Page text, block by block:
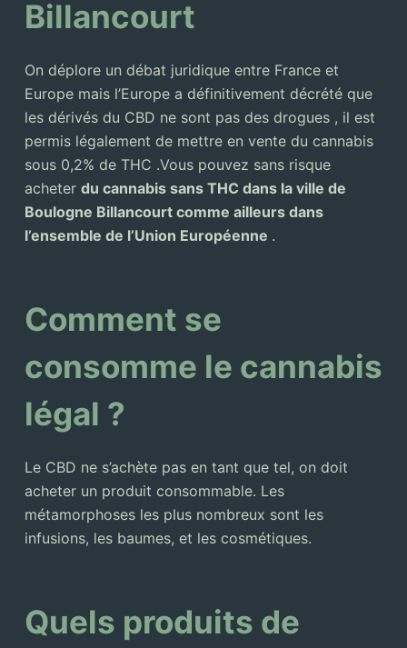
Billancourt
On déplore un débat juridique entre France et
Europe mais l’Europe a définitivement décrété que
les dérivés du CBD ne sont pas des drogues , il est
permis légalement de mettre en vente du cannabis
sous 0,2% de THC .Vous pouvez sans risque
acheter du cannabis sans THC dans la ville de
Boulogne Billancourt comme ailleurs dans
l’ensemble de l’Union Européenne .
Comment se
consomme le cannabis
légal ?
Le CBD ne s’achète pas en tant que tel, on doit
acheter un produit consommable. Les
métamorphoses les plus nombreux sont les
infusions, les baumes, et les cosmétiques.
Quels produits de